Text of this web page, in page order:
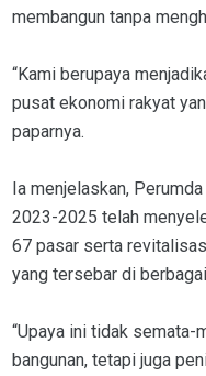
membangun tanpa
“Kami berupaya
pusat ekonomi rakyat
paparnya.
Ia menjelaskan,
2023-2025 telah
67 pasar serta
yang tersebar di
“Upaya ini tidak
bangunan, tetapi juga